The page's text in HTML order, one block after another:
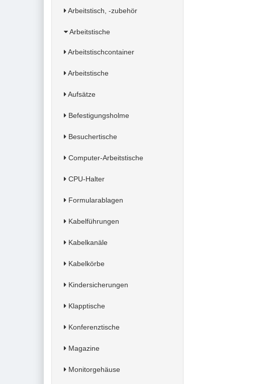
Arbeitstisch, -zubehör
Arbeitstische
Arbeitstischcontainer
Arbeitstische
Aufsätze
Befestigungsholme
Besuchertische
Computer-Arbeitstische
CPU-Halter
Formularablagen
Kabelführungen
Kabelkanäle
Kabelkörbe
Kindersicherungen
Klapptische
Konferenztische
Magazine
Monitorgehäuse